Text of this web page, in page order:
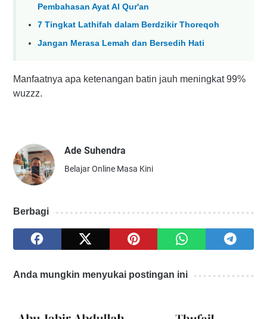
Pembahasan Ayat Al Qur'an
7 Tingkat Lathifah dalam Berdzikir Thoreqoh
Jangan Merasa Lemah dan Bersedih Hati
Manfaatnya apa ketenangan batin jauh meningkat 99%
wuzzz.
Ade Suhendra
Belajar Online Masa Kini
Berbagi
Anda mungkin menyukai postingan ini